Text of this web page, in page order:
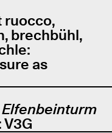
ruocco,
brechbühl,
as